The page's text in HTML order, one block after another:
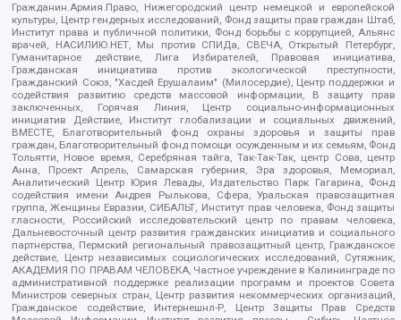
Гражданин.Армия.Право, Нижегородский центр немецкой и европейской
культуры, Центр гендерных исследований, Фонд защиты прав граждан Штаб,
Институт права и публичной политики, Фонд борьбы с коррупцией, Альянс
врачей, НАСИЛИЮ.НЕТ, Мы против СПИДа, СВЕЧА, Открытый Петербург,
Гуманитарное действие, Лига Избирателей, Правовая инициатива,
Гражданская инициатива против экологической преступности,
Гражданский Союз, "Хасдей Ерушалаим" (Милосердие), Центр поддержки и
содействия развитию средств массовой информации, В защиту прав
заключенных, Горячая Линия, Центр социально-информационных
инициатив Действие, Институт глобализации и социальных движений,
ВМЕСТЕ, Благотворительный фонд охраны здоровья и защиты прав
граждан, Благотворительный фонд помощи осужденным и их семьям, Фонд
Тольятти, Новое время, Серебряная тайга, Так-Так-Так, центр Сова, центр
Анна, Проект Апрель, Самарская губерния, Эра здоровья, Мемориал,
Аналитический Центр Юрия Левады, Издательство Парк Гагарина, Фонд
содействия имени Андрея Рылькова, Сфера, Уральская правозащитная
группа, Женщины Евразии, СИБАЛЬТ, Институт прав человека, Фонд защиты
гласности, Российский исследовательский центр по правам человека,
Дальневосточный центр развития гражданских инициатив и социального
партнерства, Пермский региональный правозащитный центр, Гражданское
действие, Центр независимых социологических исследований, Сутяжник,
АКАДЕМИЯ ПО ПРАВАМ ЧЕЛОВЕКА, Частное учреждение в Калининграде по
административной поддержке реализации программ и проектов Совета
Министров северных стран, Центр развития некоммерческих организаций,
Гражданское содействие, Интернешнл-Р, Центр Защиты Прав Средств